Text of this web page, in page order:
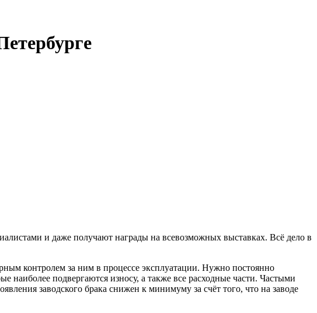
и даже получают награды на всевозможных выставках. Всё дело в
контролем за ним в процессе эксплуатации. Нужно постоянно
наиболее подвергаются износу, а также все расходные части. Частыми
заводского брака снижен к минимуму за счёт того, что на заводе